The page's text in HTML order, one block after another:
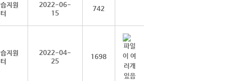
지원
2022-06-
15
742
지원
2022-04-
25
1698